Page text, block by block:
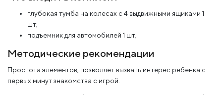
глубокая тумба на колесах с 4 выдвижными ящиками 1
шт;
подъемник для автомобилей 1 шт;
Методические рекомендации
Простота элементов, позволяет вызвать интерес ребенка с
первых минут знакомства с игрой.